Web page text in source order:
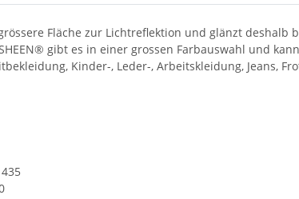
Fläche zur Lichtreflektion und glänzt
gibt es in einer grossen Farbauswahl und
Kinder-, Leder-, Arbeitskleidung, Jeans,